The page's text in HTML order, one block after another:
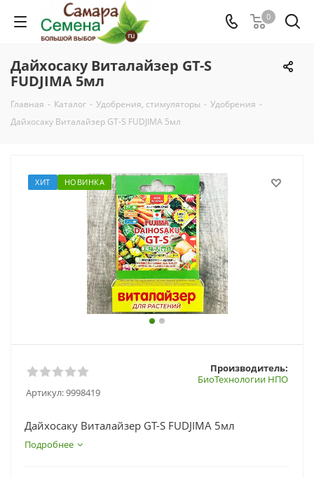
0
Дайхосаку Виталайзер GT-S
FUDJIMA 5мл
Главная - Каталог - Удобрения, стимуляторы - Удобрения -
Дайхосаку Виталайзер GT-S FUDJIMA 5мл
ХИТ НОВИНКА
Артикул:9998419
Производитель:
БиоТехнологии НПО
Дайхосаку Виталайзер GT-S FUDJIMA 5мл
Подробнее